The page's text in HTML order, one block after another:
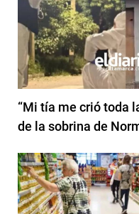
“Mi tía me crió toda
de la sobrina de